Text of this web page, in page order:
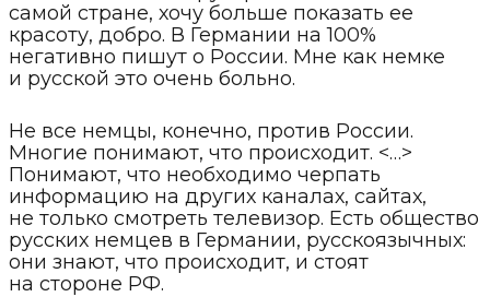
самой стране, хочу больше показать ее
красоту, добро. В Германии на 100%
негативно пишут о России. Мне как немке
и русской это очень больно.
Не все немцы, конечно, против России.
Многие понимают, что происходит. <…>
Понимают, что необходимо черпать
информацию на других каналах, сайтах,
не только смотреть телевизор. Есть общество
русских немцев в Германии, русскоязычных:
они знают, что происходит, и стоят
на стороне РФ.